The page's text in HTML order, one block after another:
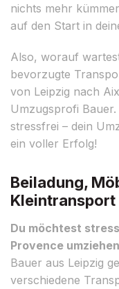
nichts mehr
auf den Start in
Also, worauf
bevorzugte
von Leipzig nach
Umzugsprofi
stressfrei – dein
ein voller Erfolg!
Beiladung,
Du möchtest
Provence
Bauer aus Leipzig
verschiedene